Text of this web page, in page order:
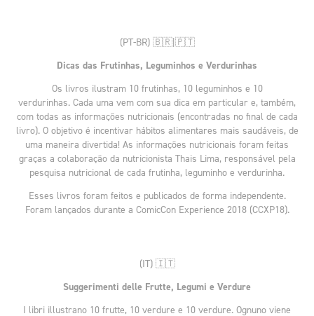
(PT-BR) 🇧🇷|🇵🇹
Dicas das Frutinhas, Leguminhos e Verdurinhas
Os livros ilustram 10 frutinhas, 10 leguminhos e 10
verdurinhas. Cada uma vem com sua dica em particular e, também,
com todas as informações nutricionais (encontradas no final de cada
livro). O objetivo é incentivar hábitos alimentares mais saudáveis, de
uma maneira divertida! As informações nutricionais foram feitas
graças a colaboração da nutricionista Thais Lima, responsável pela
pesquisa nutricional de cada frutinha, leguminho e verdurinha.
Esses livros foram feitos e publicados de forma independente.
Foram lançados durante a ComicCon Experience 2018 (CCXP18).
(IT) 🇮🇹
Suggerimenti delle Frutte, Legumi e Verdure
I libri illustrano 10 frutte, 10 verdure e 10 verdure. Ognuno viene